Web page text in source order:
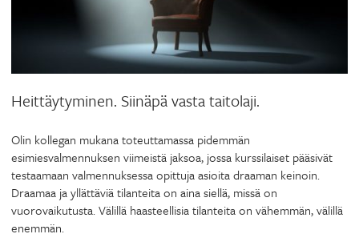
Heittäytyminen. Siinäpä vasta taitolaji.
Olin kollegan mukana toteuttamassa pidemmän
esimiesvalmennuksen viimeistä jaksoa, jossa kurssilaiset pääsivät
testaamaan valmennuksessa opittuja asioita draaman keinoin.
Draamaa ja yllättäviä tilanteita on aina siellä, missä on
vuorovaikutusta. Välillä haasteellisia tilanteita on vähemmän, välillä
enemmän.